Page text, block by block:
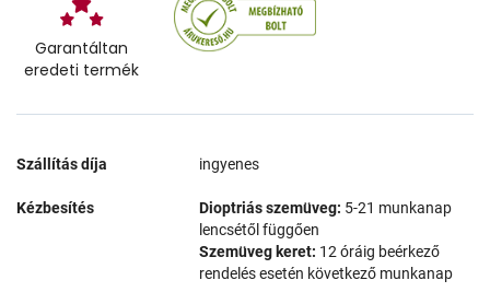
Garantáltan
eredeti termék
Szállítás díja ingyenes
Kézbesítés Dioptriás szemüveg: 5-21 munkanap
lencsétől függően
Szemüveg keret: 12 óráig beérkező
rendelés esetén következő munkanap